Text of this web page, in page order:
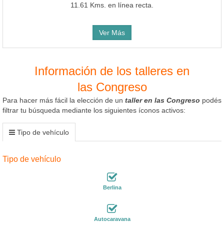
11.61 Kms. en línea recta.
Ver Más
Información de los talleres en
las Congreso
Para hacer más fácil la elección de un taller en las Congreso podés
filtrar tu búsqueda mediante los siguientes íconos activos:
Tipo de vehículo
Tipo de vehículo
Berlina
Autocaravana